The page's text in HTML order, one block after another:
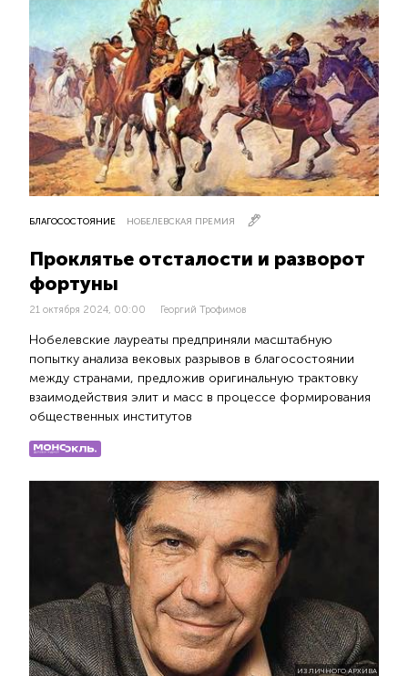
БЛАГОСОСТОЯНИЕ НОБЕЛЕВСКАЯ ПРЕМИЯ
Проклятье отсталости и разворот
фортуны
21 октября 2024, 00:00 Георгий Трофимов
Нобелевские лауреаты предприняли масштабную
попытку анализа вековых разрывов в благосостоянии
между странами, предложив оригинальную трактовку
взаимодействия элит и масс в процессе формирования
общественных институтов
ИЗ ЛИЧНОГО АРХИВА